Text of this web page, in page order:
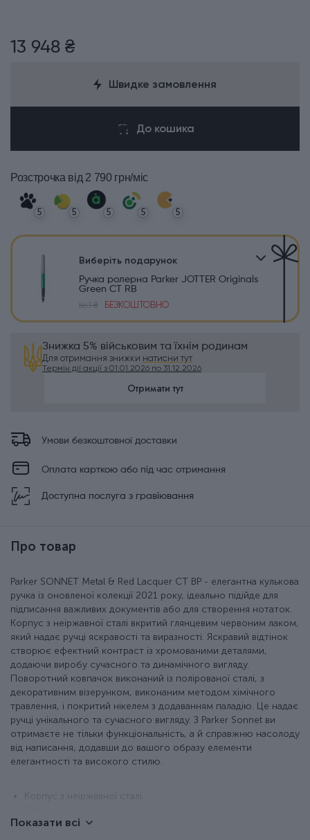
13 948 ₴
Швидке замовлення
До кошика
Розстрочка від 2 790 грн/міс
5 5 5 5 5
Виберіть подарунок
Ручка ролерна Parker JOTTER Originals
Green CT RB
863 ₴
БЕЗКОШТОВНО
Знижка 5% військовим та їхнім родинам
Для отримання знижки натисни тут
Термін дії акції з 01.01.2026 по 31.12.2026
Отримати тут
Умови безкоштовної доставки
Оплата карткою або під час отримання
Доступна послуга з гравіювання
Про товар
Parker SONNET Metal & Red Lacquer CT BP - елегантна кулькова
ручка із оновленої колекції 2021 року, ідеально підійде для
підписання важливих документів або для створення нотаток.
Корпус з неіржавної сталі вкритий глянцевим червоним лаком,
який надає ручці яскравості та виразності. Яскравий відтінок
створює ефектний контраст із хромованими деталями,
додаючи виробу сучасного та динамічного вигляду.
Поворотний ковпачок виконаний із полірованої сталі, з
декоративним візерунком, виконаним методом хімічного
травлення, і покритий нікелем з додаванням паладію. Це надає
ручці унікального та сучасного вигляду. З Parker Sonnet ви
отримаєте не тільки функціональність, а й справжню насолоду
від написання, додавши до вашого образу елементи
елегантності та високого стилю.
Корпус з неіржавної сталі.
Нікеле-паладієве оздоблення деталей.
Показати всі